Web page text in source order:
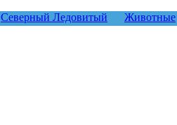
Северный Ледовитый Животные